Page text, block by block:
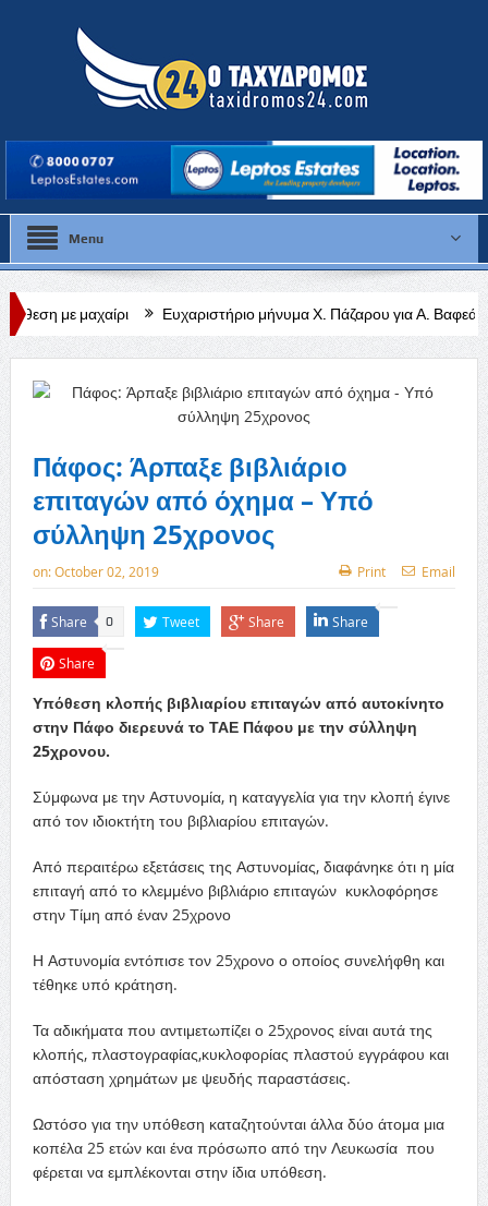
Menu
Ευχαριστήριο μήνυμα Χ. Πάζαρου για Α. Βαφεάδη Κλειστή η
Πάφος: Άρπαξε βιβλιάριο
επιταγών από όχημα – Υπό
σύλληψη 25χρονος
on:October 02, 2019 Print Email
Share 0 Tweet Share Share
Share
Υπόθεση κλοπής βιβλιαρίου επιταγών από αυτοκίνητο
στην Πάφο διερευνά το ΤΑΕ Πάφου με την σύλληψη
25χρονου.
Σύμφωνα με την Αστυνομία, η καταγγελία για την κλοπή έγινε
από τον ιδιοκτήτη του βιβλιαρίου επιταγών.
Από περαιτέρω εξετάσεις της Αστυνομίας, διαφάνηκε ότι η μία
επιταγή από το κλεμμένο βιβλιάριο επιταγών κυκλοφόρησε
στην Τίμη από έναν 25χρονο
Η Αστυνομία εντόπισε τον 25χρονο ο οποίος συνελήφθη και
τέθηκε υπό κράτηση.
Τα αδικήματα που αντιμετωπίζει ο 25χρονος είναι αυτά της
κλοπής, πλαστογραφίας,κυκλοφορίας πλαστού εγγράφου και
απόσταση χρημάτων με ψευδής παραστάσεις.
Ωστόσο για την υπόθεση καταζητούνται άλλα δύο άτομα μια
κοπέλα 25 ετών και ένα πρόσωπο από την Λευκωσία που
φέρεται να εμπλέκονται στην ίδια υπόθεση.